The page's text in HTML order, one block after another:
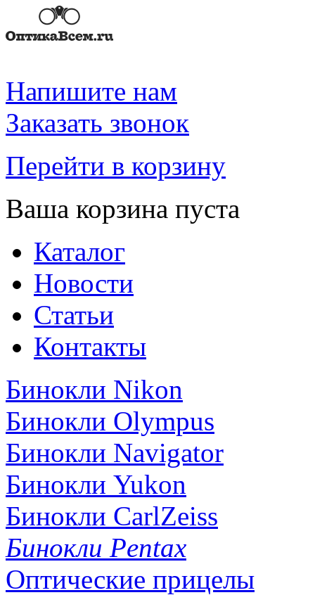
Напишите нам
Заказать звонок
Перейти в корзину
Ваша корзина пуста
Каталог
Новости
Статьи
Контакты
Бинокли Nikon
Бинокли Olympus
Бинокли Navigator
Бинокли Yukon
Бинокли CarlZeiss
Бинокли Pentax
Оптические прицелы